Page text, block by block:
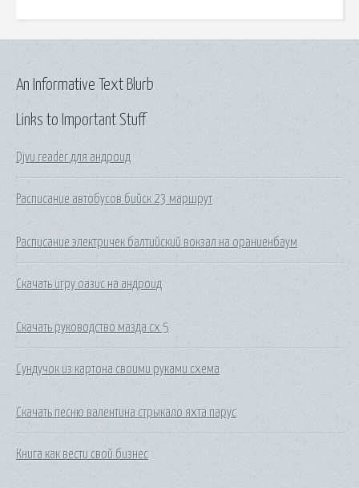
Links to Important Stuff
Djvu reader для андроид
Расписание автобусов бийск 23 маршрут
Расписание электричек балтийский вокзал на ораниенбаум
Скачать игру оазис на андроид
Скачать руководство мазда сх 5
Сундучок из картона своими руками схема
Скачать песню валентина стрыкало яхта парус
Книга как вести свой бизнес
An Informative Text Blurb